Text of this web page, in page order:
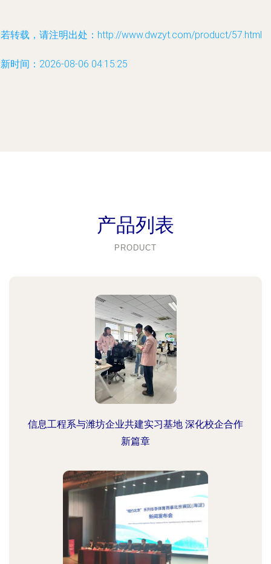
转载，请注明出处：http://www.dwzyt.com/product/57.html
时间：2026-08-06 04:15:25
产品列表
PRODUCT
信息工程系与潍坊企业共建实习基地 深化校企合作
新篇章